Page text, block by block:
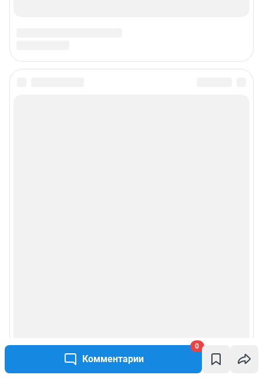
Комментарии
0